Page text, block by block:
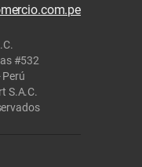
#532
Perú
S.A.C.